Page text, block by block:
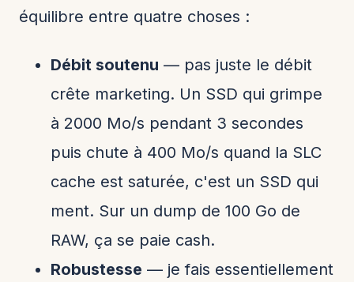
équilibre entre quatre choses :
Débit soutenu — pas juste le débit
crête marketing. Un SSD qui grimpe
à 2000 Mo/s pendant 3 secondes
puis chute à 400 Mo/s quand la SLC
cache est saturée, c'est un SSD qui
ment. Sur un dump de 100 Go de
RAW, ça se paie cash.
Robustesse — je fais essentiellement